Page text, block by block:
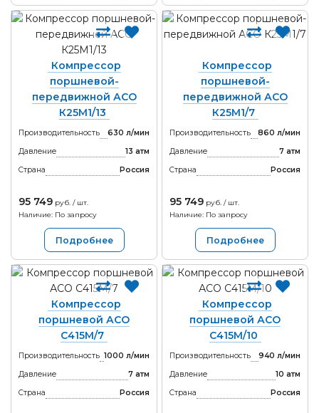
Компрессор
поршневой-
передвижной АСО
К25М1/13
Производительность
630 л/мин
Давление
13 атм
Страна
Россия
95 749 руб. / шт.
Наличие: По запросу
Подробнее
Компрессор
поршневой-
передвижной АСО
К25М1/7
Производительность
860 л/мин
Давление
7 атм
Страна
Россия
95 749 руб. / шт.
Наличие: По запросу
Подробнее
Компрессор
поршневой АСО
С415М/7
Производительность 1000 л/мин
Давление
7 атм
Страна
Россия
Компрессор
поршневой АСО
С415М/10
Производительность
940 л/мин
Давление
10 атм
Страна
Россия